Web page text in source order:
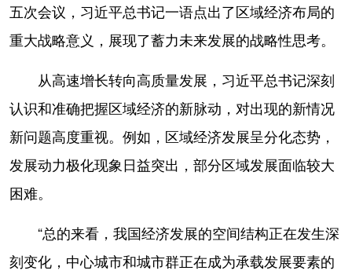
五次会议，习近平总书记一语点出了区域经济布局的
重大战略意义，展现了蓄力未来发展的战略性思考。
从高速增长转向高质量发展，习近平总书记深刻
认识和准确把握区域经济的新脉动，对出现的新情况
新问题高度重视。例如，区域经济发展呈分化态势，
发展动力极化现象日益突出，部分区域发展面临较大
困难。
“总的来看，我国经济发展的空间结构正在发生深
刻变化，中心城市和城市群正在成为承载发展要素的